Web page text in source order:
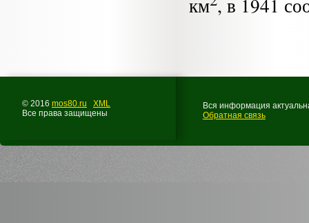
© 2016 mos80.ru
XML
Все права защищены
Вся информация
Обратная связь